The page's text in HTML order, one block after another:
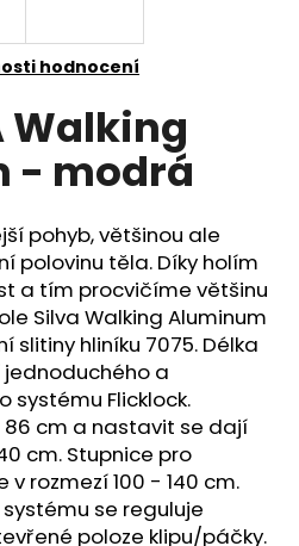
hodnocení
Walking
- modrá
pohyb, většinou ale
polovinu těla. Díky holím
a tím procvičíme většinu
Silva Walking Aluminum
slitiny hliníku 7075. Délka
a
systému Flicklock.
cm a nastavit se dají
cm. Stupnice pro
rozmezí 100 - 140 cm.
se reguluje
poloze klipu/páčky.